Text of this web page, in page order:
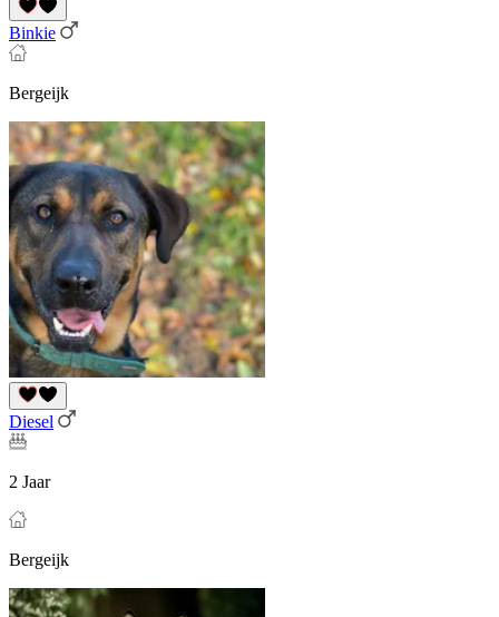
Binkie
Bergeijk
Diesel
2 Jaar
Bergeijk